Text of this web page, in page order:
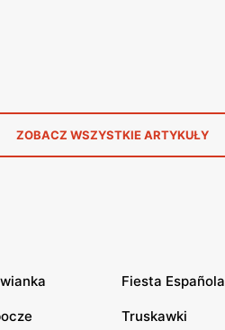
ZOBACZ WSZYSTKIE ARTYKUŁY
Fiesta Española
Truskawki